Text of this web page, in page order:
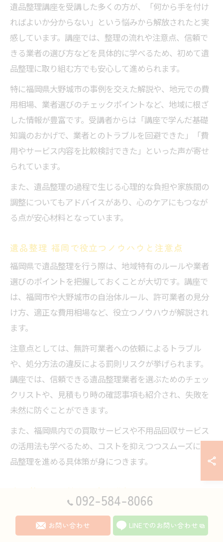
遺品整理講座を受講した多くの方が、「何から手を付け
ればよいか分からない」という悩みから解放されたと実
感しています。講座では、整理の流れや注意点、信頼で
きる業者の選び方などを具体的に学べるため、初めて遺
品整理に取り組む方でも安心して進められます。
特に福岡県大野城市の事例を交えた解説や、地元での費
用相場、業者選びのチェックポイントなど、地域に根ざ
した情報が豊富です。受講者からは「講座で学んだ基礎
知識のおかげで、業者とのトラブルを回避できた」「費
用やサービス内容を比較検討できた」といった声が寄せ
られています。
また、遺品整理の過程で生じる心理的な負担や家族間の
調整についてもアドバイスがあり、心のケアにもつなが
る点が安心材料となっています。
遺品整理 福岡で役立つノウハウと注意点
福岡県で遺品整理を行う際は、地域特有のルールや業者
選びのポイントを把握しておくことが大切です。講座で
は、福岡市や大野城市の自治体ルール、許可業者の見分
け方、適正な費用相場など、役立つノウハウが解説され
ます。
注意点としては、無許可業者への依頼によるトラブル
や、処分方法の違反による罰則リスクが挙げられます。
講座では、信頼できる遺品整理業者を選ぶためのチェッ
クリストや、見積もり時の確認事項も紹介され、失敗を
未然に防ぐことができます。
また、福岡県内での買取サービスや不用品回収サービス
の活用法も学べるため、コストを抑えつつスムーズに遺
品整理を進める具体策が身につきます。
遺品整理の手続きや書類準備のポイント
プとなります。講座では、相続関連の書類や必要な申請
092-584-8066
お問い合わせ LINEでのお問い合わせ